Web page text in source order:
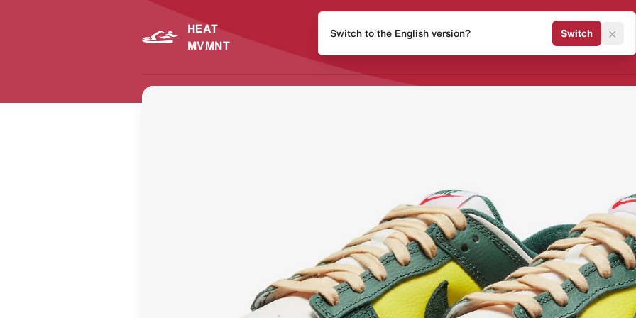
HEAT
MVMNT
Release Kalender Sneaker
Switch to the English version? Switch ×